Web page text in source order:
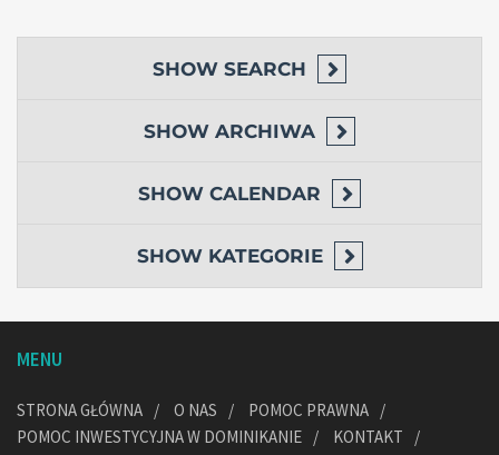
SHOW SEARCH
SHOW ARCHIWA
SHOW CALENDAR
SHOW KATEGORIE
MENU
STRONA GŁÓWNA O NAS
POMOC PRAWNA
POMOC INWESTYCYJNA W DOMINIKANIE
KONTAKT